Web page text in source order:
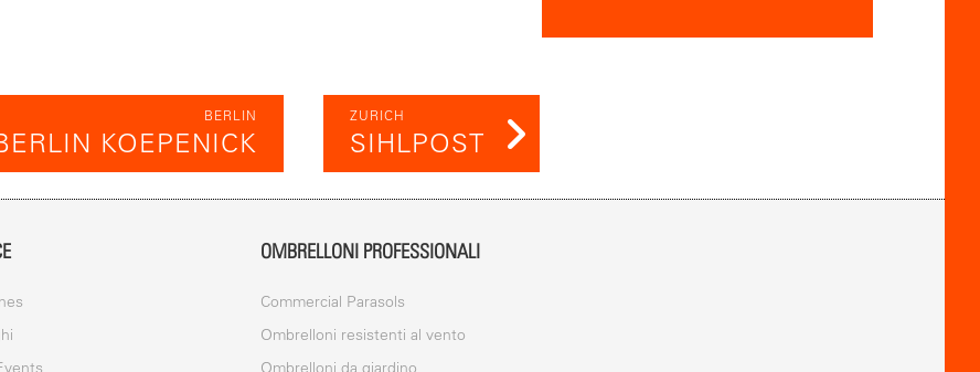
BERLIN
KOEPENICK
ZURICH
SIHLPOST
OMBRELLONI PROFESSIONALI
Commercial Parasols
Ombrelloni resistenti al vento
Ombrelloni da giardino